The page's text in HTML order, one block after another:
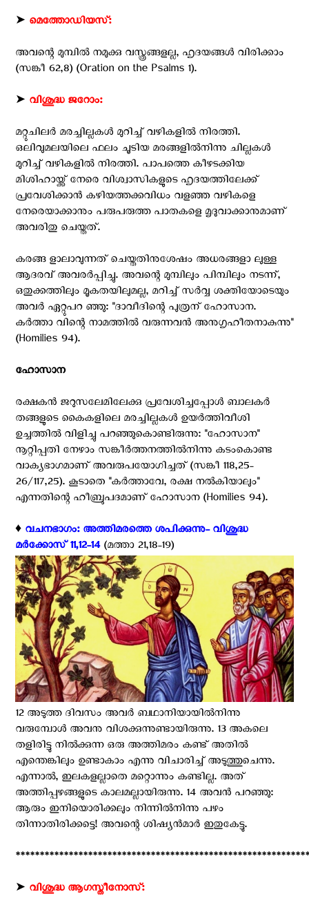
➤ മെത്തോഡിയസ്:
അവന്റെ മുമ്പില്‍ നമുക്കു വസ്ത്രങ്ങളല്ല, ഹൃദയങ്ങള്‍ വിരിക്കാം
(സങ്കീ 62,8) (Oration on the Psalms 1).
➤ വിശുദ്ധ ജറോം:
മറ്റുചിലര്‍ മരച്ചില്ലകള്‍ മുറിച്ച് വഴികളില്‍ നിരത്തി.
ഒലിവുമലയിലെ ഫലം ചൂടിയ മരങ്ങളില്‍നിന്നു ചില്ലകള്‍
മുറിച്ച് വഴികളില്‍ നിരത്തി. പാപത്തെ കീഴടക്കിയ
മിശിഹായ്ക്ക് നേരെ വിശ്വാസികളുടെ ഹൃദയത്തിലേക്ക്
പ്രവേശിക്കാന്‍ കഴിയത്തക്കവിധം വളഞ്ഞ വഴികളെ
നേരെയാക്കാനും പരുപരുത്ത പാതകളെ മൃദുവാക്കാനുമാണ്
അവരിതു ചെയ്തത്.
കരങ്ങ ളാലാവുന്നത് ചെയ്തതിനുശേഷം അധരങ്ങളാ ലുള്ള
ആദരവ് അവരര്‍പ്പിച്ചു. അവന്റെ മുമ്പിലും പിമ്പിലും നടന്ന്,
ഒതുക്കത്തിലും മൂകതയിലുമല്ല, മറിച്ച് സര്‍വ്വ ശക്തിയോടെയും
അവര്‍ ഏറ്റുപറ ഞ്ഞു: ''ദാവീദിന്റെ പുത്രന് ഹോസാന.
കര്‍ത്താ വിന്റെ നാമത്തില്‍ വരുന്നവന്‍ അനുഗൃഹീതനാകുന്നു''
(Homilies 94).
ഹോസാന
രക്ഷകന്‍ ജറുസലേമിലേക്കു പ്രവേശിച്ചപ്പോള്‍ ബാലകര്‍
തങ്ങളുടെ കൈകളിലെ മരച്ചില്ലകള്‍ ഉയര്‍ത്തിവീശി
ഉച്ചത്തില്‍ വിളിച്ചു പറഞ്ഞുകൊണ്ടിരുന്നു: ''ഹോസാന''
നൂറ്റിപ്പതി നേഴാം സങ്കീര്‍ത്തനത്തില്‍നിന്നു കടംകൊണ്ട
വാക്യഭാഗമാണ് അവരുപയോഗിച്ചത് (സങ്കീ 118,25-
26/117,25). കൂടാതെ ''കര്‍ത്താവേ, രക്ഷ നല്‍കിയാലും''
എന്നതിന്റെ ഹീബ്രുപദമാണ് ഹോസാന (Homilies 94).
♦️ വചനഭാഗം: അത്തിമരത്തെ ശപിക്കുന്നു- വിശുദ്ധ
മര്‍ക്കോസ് 11,12-14 (മത്താ 21,18-19)
12 അടുത്ത ദിവസം അവര്‍ ബഥാനിയായില്‍നിന്നു
വരുമ്പോള്‍ അവനു വിശക്കുന്നുണ്ടായിരുന്നു. 13 അകലെ
തളിരിട്ടു നില്‍ക്കുന്ന ഒരു അത്തിമരം കണ്ട് അതില്‍
എന്തെങ്കിലും ഉണ്ടാകാം എന്നു വിചാരിച്ച് അടുത്തുചെന്നു.
എന്നാല്‍, ഇലകളല്ലാതെ മറ്റൊന്നും കണ്ടില്ല. അത്
അത്തിപ്പഴങ്ങളുടെ കാലമല്ലായിരുന്നു. 14 അവന്‍ പറഞ്ഞു:
ആരും ഇനിയൊരിക്കലും നിന്നില്‍നിന്നു പഴം
തിന്നാതിരിക്കട്ടെ! അവന്റെ ശിഷ്യന്‍മാര്‍ ഇതുകേട്ടു.
➤ വിശുദ്ധ ആഗസ്തീനോസ്: